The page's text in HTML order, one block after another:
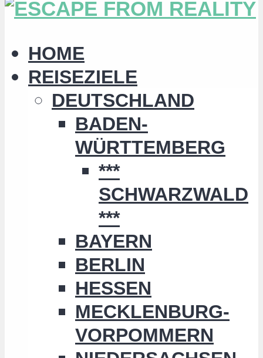
HOME
REISEZIELE
DEUTSCHLAND
BADEN-
WÜRTTEMBERG
***
SCHWARZWALD
***
BAYERN
BERLIN
HESSEN
MECKLENBURG-
VORPOMMERN